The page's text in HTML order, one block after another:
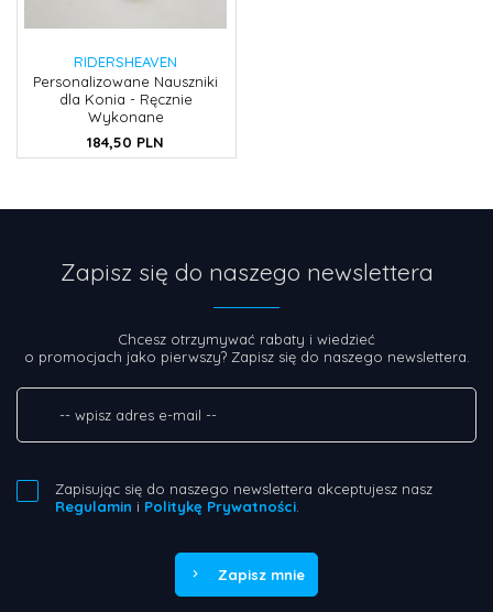
RIDERSHEAVEN
Personalizowane Nauszniki
dla Konia - Ręcznie
Wykonane
184,50 PLN
Zapisz się do naszego newslettera
Chcesz otrzymywać rabaty i wiedzieć
o promocjach jako pierwszy? Zapisz się do naszego newslettera.
Zapisując się do naszego newslettera akceptujesz nasz
Regulamin i Politykę Prywatności
Zapisz mnie